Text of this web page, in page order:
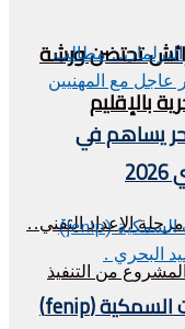
تحتضن ورشة
بالإقليم
يساهم في
رئيس الفدرالية الوطنية للصناعات السمكية (fenip)